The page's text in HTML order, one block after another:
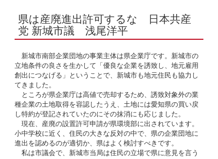
県は産廃進出許可するな 日本共産
党 新城市議 浅尾洋平
新城市南部企業団地の事業主体は県企業庁です。新城市の
立地条件の良さを生かして「優良な企業を誘致し、地元雇用
創出につなげる」ということで、新城市も地元住民も協力し
てきました。
ところが県企業庁は高値で売却するため、誘致対象外の業
種企業の土地取得を容認したうえ、土地には愛知県の買い戻
し特約が登記されていたのにその抹消にも応じました。
現在、産廃の設置許可申請が県環境部に出されています。
小中学校に近く、住民の大きな反対の中で、県の企業団地に
進出を認めるのが適切か、県はよく検討すべきです。
私は市議会で、新城市当局は住民の立場で県に意見を言う